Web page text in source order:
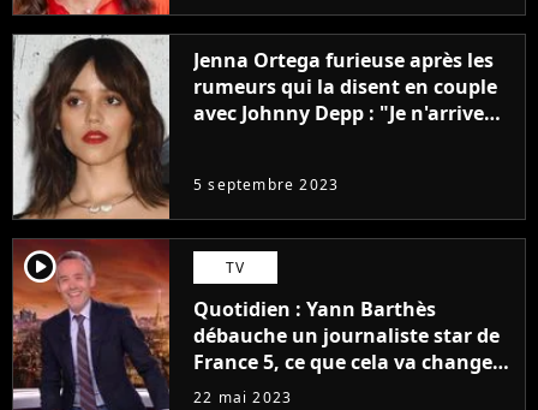
Jenna Ortega furieuse après les
rumeurs qui la disent en couple
avec Johnny Depp : "Je n'arrive
5 septembre 2023
player2 TV
Quotidien : Yann Barthès
débauche un journaliste star de
France 5, ce que cela va changer
à la rentrée
22 mai 2023